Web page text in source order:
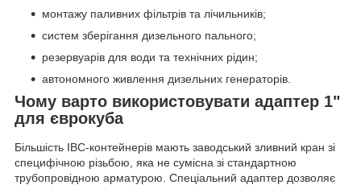
монтажу паливних фільтрів та лічильників;
систем зберігання дизельного пального;
резервуарів для води та технічних рідин;
автономного живлення дизельних генераторів.
Чому варто використовувати адаптер 1"
для єврокуба
Більшість IBC-контейнерів мають заводський зливний кран зі
специфічною різьбою, яка не сумісна зі стандартною
трубопровідною арматурою. Спеціальний адаптер дозволяє